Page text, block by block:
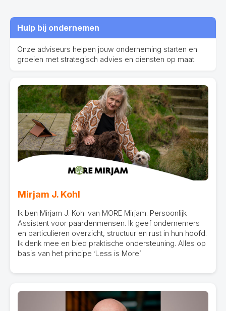
Hulp bij ondernemen
Onze adviseurs helpen jouw onderneming starten en
groeien met strategisch advies en diensten op maat.
Mirjam J. Kohl
Ik ben Mirjam J. Kohl van MORE Mirjam. Persoonlijk
Assistent voor paardenmensen. Ik geef ondernemers
en particulieren overzicht, structuur en rust in hun hoofd.
Ik denk mee en bied praktische ondersteuning. Alles op
basis van het principe ‘Less is More’.